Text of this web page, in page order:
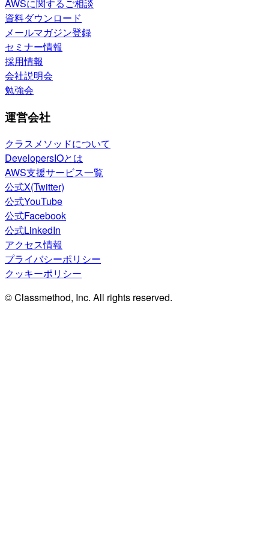
AWSに関するご相談
資料ダウンロード
メールマガジン登録
セミナー情報
採用情報
会社説明会
勉強会
運営会社
クラスメソッドについて
DevelopersIOとは
AWS支援サービス一覧
公式X(Twitter)
公式YouTube
公式Facebook
公式LinkedIn
アクセス情報
プライバシーポリシー
クッキーポリシー
© Classmethod, Inc. All rights reserved.